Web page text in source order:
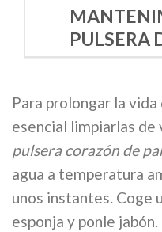
PULSERA
Para prolongar la
esencial limpiarlas de
pulsera corazón de
agua a temperatura
unos instantes. Coge
esponja y ponle